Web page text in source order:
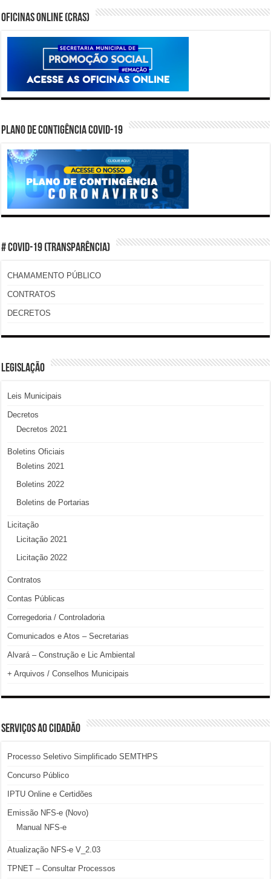
Oficinas Online (CRAS)
PLANO DE CONTIGÊNCIA COVID-19
# COVID-19 (TRANSPARÊNCIA)
CHAMAMENTO PÚBLICO
CONTRATOS
DECRETOS
LEGISLAÇÃO
Leis Municipais
Decretos
Decretos 2021
Boletins Oficiais
Boletins 2021
Boletins 2022
Boletins de Portarias
Licitação
Licitação 2021
Licitação 2022
Contratos
Contas Públicas
Corregedoria / Controladoria
Comunicados e Atos – Secretarias
Alvará – Construção e Lic Ambiental
+ Arquivos / Conselhos Municipais
SERVIÇOS AO CIDADÃO
Processo Seletivo Simplificado SEMTHPS
Concurso Público
IPTU Online e Certidões
Emissão NFS-e (Novo)
Manual NFS-e
Atualização NFS-e V_2.03
TPNET – Consultar Processos